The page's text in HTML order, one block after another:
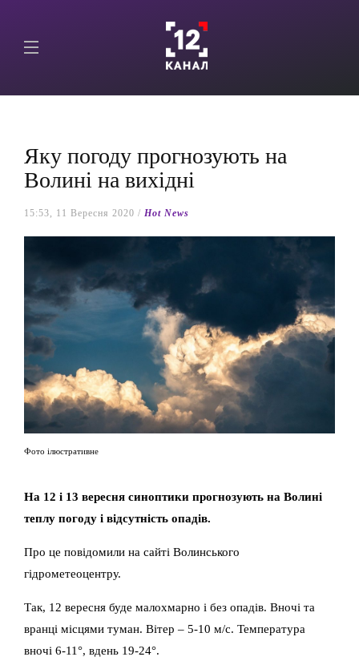
Яку погоду прогнозують на
Волині на вихідні
15:53, 11 Вересня 2020 / Hot News
Фото ілюстративне
На 12 і 13 вересня синоптики прогнозують на Волині
теплу погоду і відсутність опадів.
Про це повідомили на сайті Волинського
гідрометеоцентру.
Так, 12 вересня буде малохмарно і без опадiв. Вночі та
вранці місцями туман. Вiтер – 5-10 м/с. Температура
вночi 6-11°, вдень 19-24°.